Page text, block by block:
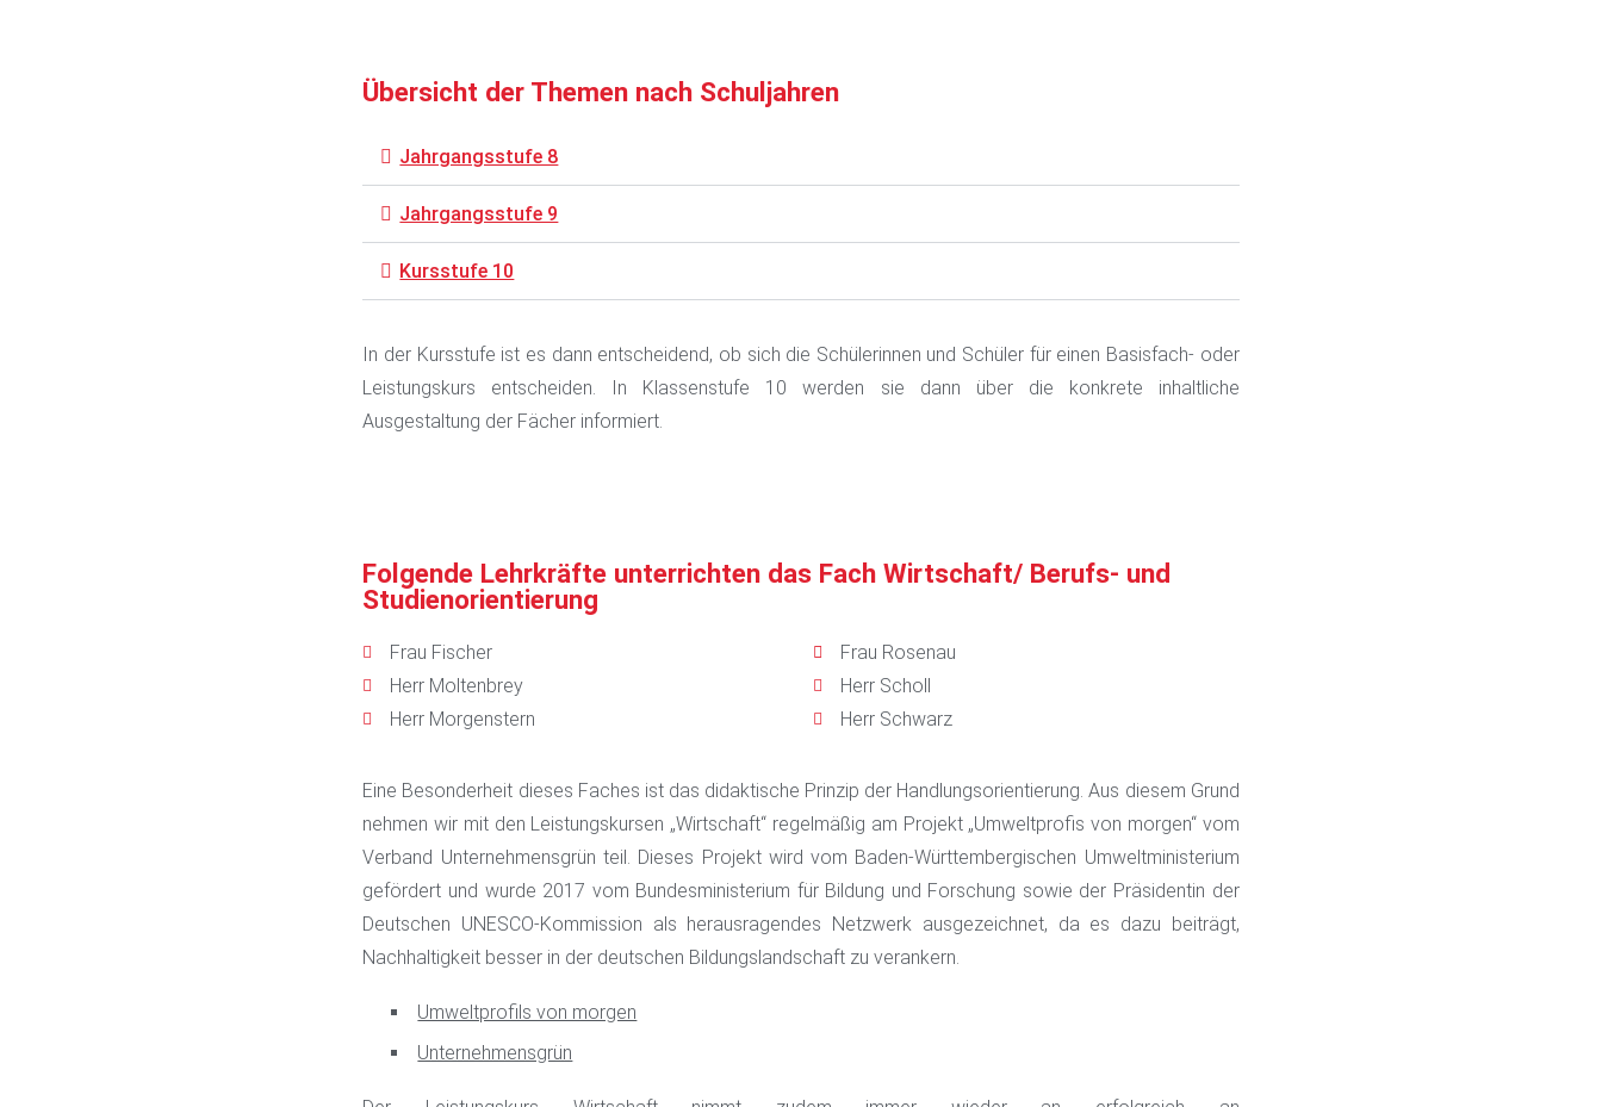
Übersicht der Themen nach Schuljahren
Jahrgangsstufe 8
Jahrgangsstufe 9
Kursstufe 10
In der Kursstufe ist es dann entscheidend, ob sich die Schülerinnen und Schüler für einen Basisfach- oder
Leistungskurs entscheiden. In Klassenstufe 10 werden sie dann über die konkrete inhaltliche
Ausgestaltung der Fächer informiert.
Folgende Lehrkräfte unterrichten das Fach Wirtschaft/ Berufs- und
Studienorientierung
Frau Fischer
Herr Moltenbrey
Herr Morgenstern
Frau Rosenau
Herr Scholl
Herr Schwarz
Eine Besonderheit dieses Faches ist das didaktische Prinzip der Handlungsorientierung. Aus diesem Grund
nehmen wir mit den Leistungskursen „Wirtschaft“ regelmäßig am Projekt „Umweltprofis von morgen“ vom
Verband Unternehmensgrün teil. Dieses Projekt wird vom Baden-Württembergischen Umweltministerium
gefördert und wurde 2017 vom Bundesministerium für Bildung und Forschung sowie der Präsidentin der
Deutschen UNESCO-Kommission als herausragendes Netzwerk ausgezeichnet, da es dazu beiträgt,
Nachhaltigkeit besser in der deutschen Bildungslandschaft zu verankern.
Umweltprofils von morgen
Unternehmensgrün